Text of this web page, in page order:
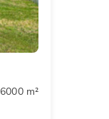
6000 m²